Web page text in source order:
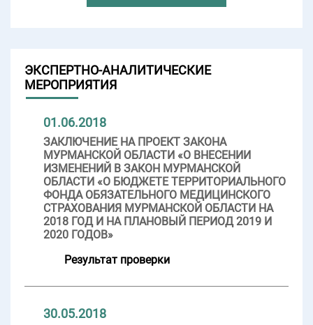
ЭКСПЕРТНО-АНАЛИТИЧЕСКИЕ
МЕРОПРИЯТИЯ
01.06.2018
ЗАКЛЮЧЕНИЕ НА ПРОЕКТ ЗАКОНА
МУРМАНСКОЙ ОБЛАСТИ «О ВНЕСЕНИИ
ИЗМЕНЕНИЙ В ЗАКОН МУРМАНСКОЙ
ОБЛАСТИ «О БЮДЖЕТЕ ТЕРРИТОРИАЛЬНОГО
ФОНДА ОБЯЗАТЕЛЬНОГО МЕДИЦИНСКОГО
СТРАХОВАНИЯ МУРМАНСКОЙ ОБЛАСТИ НА
2018 ГОД И НА ПЛАНОВЫЙ ПЕРИОД 2019 И
2020 ГОДОВ»
Результат проверки
30.05.2018